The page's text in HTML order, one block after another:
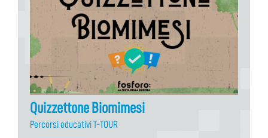
Quizzettone Biomimesi
Percorsi educativi T-TOUR